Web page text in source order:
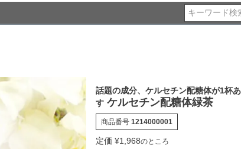
話題の成分、ケルセチン配糖体が1杯
す ケルセチン配糖体緑茶
商品番号 1214000001
定価 ¥1,968のところ